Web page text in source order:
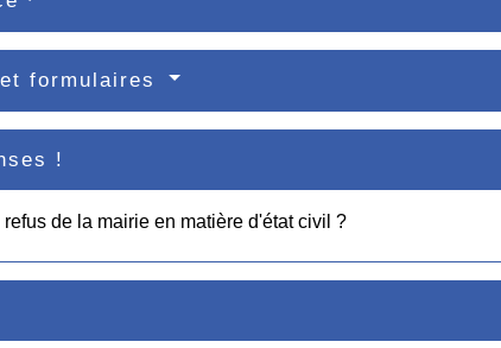
formulaires
!
de la mairie en matière d'état civil ?